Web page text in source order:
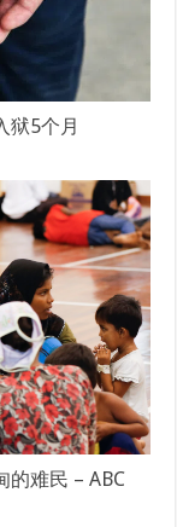
狱5个月
的难民 – ABC